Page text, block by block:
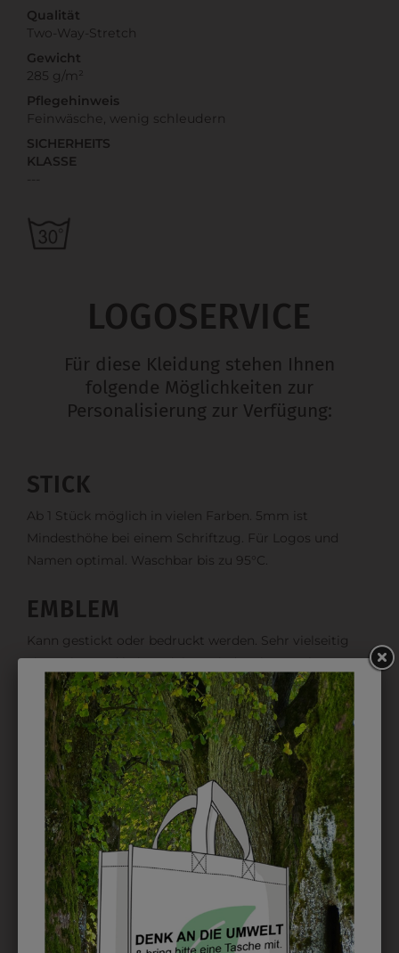
Qualität
Two-Way-Stretch
Gewicht
285 g/m²
Pflegehinweis
Feinwäsche, wenig schleudern
SICHERHEITS
KLASSE
LOGOSERVICE
Für diese Kleidung stehen Ihnen
folgende Möglichkeiten zur
Personalisierung zur Verfügung:
STICK
Ab 1 Stück möglich in vielen Farben. 5mm ist
Mindesthöhe bei einem Schriftzug. Für Logos und
Namen optimal. Waschbar bis zu 95°C.
EMBLEM
Kann gestickt oder bedruckt werden. Sehr vielseitig
einsetzbar und beim Sticken wieder ab 1 Stück
möglich.
DRUCK
Perfekt für große Logos und für kleine Details, jedoch
kostet jede Farbe extra und ist erst ab 12 Stück
möglich. Waschbar bis zu 60°C.